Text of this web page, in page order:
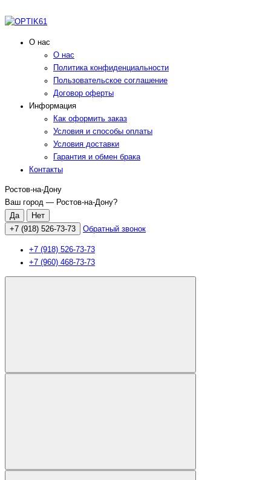
О нас
О нас
Политика конфиденциальности
Пользовательское соглашение
Договор оферты
Информация
Как оформить заказ
Условия и способы оплаты
Условия доставки
Гарантия и обмен брака
Контакты
Ростов-на-Дону
Ваш город — Ростов-на-Дону?
+7 (918) 526-73-73 Обратный звонок
+7 (918) 526-73-73
+7 (960) 468-73-73